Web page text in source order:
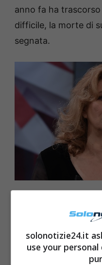
anno fa ha
difficile, la morte di
segnata.
solonotizie24.it
use your